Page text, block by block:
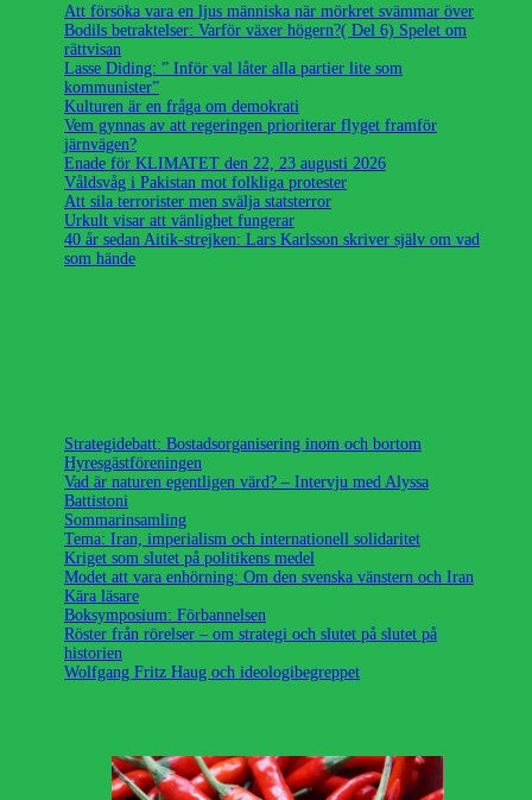
Att försöka vara en ljus människa när mörkret svämmar över
Bodils betraktelser: Varför växer högern?( Del 6) Spelet om
rättvisan
Lasse Diding: ” Inför val låter alla partier lite som
kommunister”
Kulturen är en fråga om demokrati
Vem gynnas av att regeringen prioriterar flyget framför
järnvägen?
Enade för KLIMATET den 22, 23 augusti 2026
Våldsvåg i Pakistan mot folkliga protester
Att sila terrorister men svälja statsterror
Urkult visar att vänlighet fungerar
40 år sedan Aitik-strejken: Lars Karlsson skriver själv om vad
som hände
Strategidebatt: Bostadsorganisering inom och bortom
Hyresgästföreningen
Vad är naturen egentligen värd? – Intervju med Alyssa
Battistoni
Sommarinsamling
Tema: Iran, imperialism och internationell solidaritet
Kriget som slutet på politikens medel
Modet att vara enhörning: Om den svenska vänstern och Iran
Kära läsare
Boksymposium: Förbannelsen
Röster från rörelser – om strategi och slutet på slutet på
historien
Wolfgang Fritz Haug och ideologibegreppet